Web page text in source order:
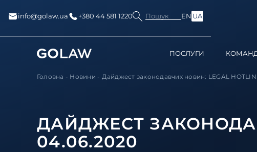
info@golaw.ua +380 44 581 1220 Пошук EN UA
ПОСЛУГИ
Головна - Новини - Дайджест законодавчих новин: LEGAL
ДАЙДЖЕСТ
04.06.2020